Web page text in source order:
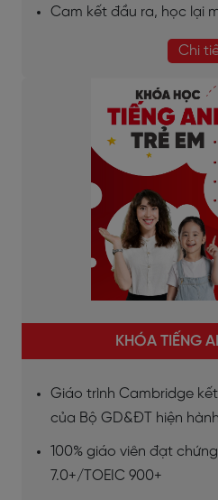
Cam kết đầu ra, học lại
Chi
KHÓA TIẾNG
Giáo trình Cambridge
của Bộ GD&ĐT hiện hành
100% giáo viên đạt
7.0+/TOEIC 900+